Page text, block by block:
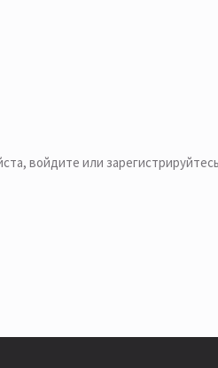
The Light Jazz Cafe Vol. 1
войдите или зарегистрируйтесь